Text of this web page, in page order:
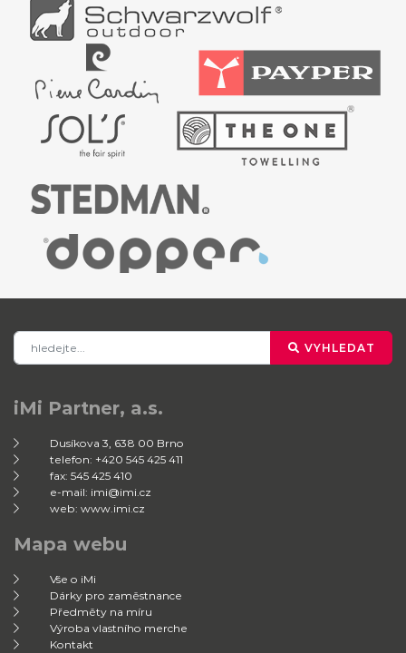
VYHLEDAT
iMi Partner, a.s.
Dusíkova 3, 638 00 Brno
telefon: +420 545 425 411
fax: 545 425 410
e-mail: imi@imi.cz
web: www.imi.cz
Mapa webu
Vše o iMi
Dárky pro zaměstnance
Předměty na míru
Výroba vlastního merche
Kontakt